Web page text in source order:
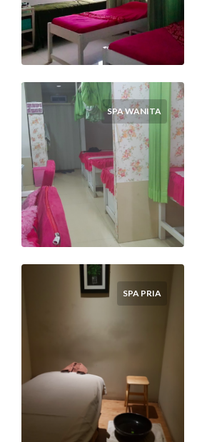
SPA WANITA
SPA PRIA